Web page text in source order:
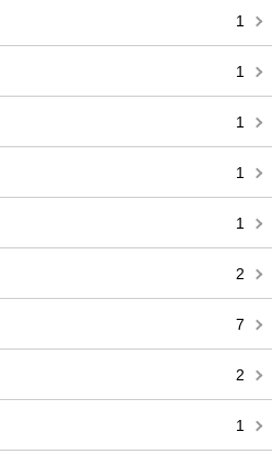
1
1
1
1
1
2
7
2
1